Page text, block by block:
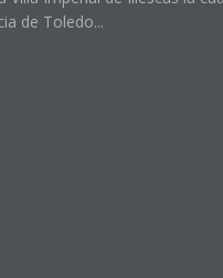
de Toledo...